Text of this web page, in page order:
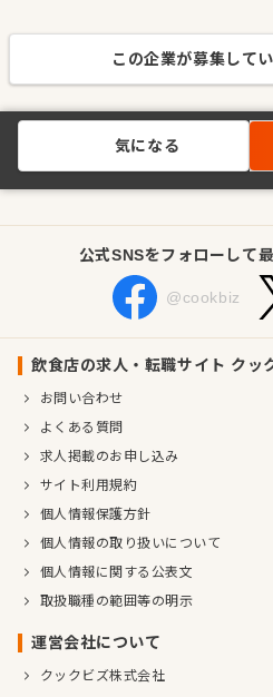
この企業が募集して
気になる
公式SNSをフォローして
@cookbiz
飲食店の求人・転職サイト クッ
お問い合わせ
よくある質問
求人掲載のお申し込み
サイト利用規約
個人情報保護方針
個人情報の取り扱いについて
個人情報に関する公表文
取扱職種の範囲等の明示
運営会社について
クックビズ株式会社